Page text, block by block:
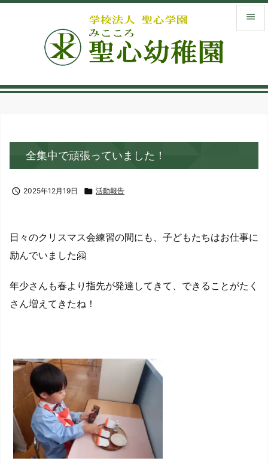

サイド
library_books
全集中で頑張っていました！
 2025年12月19日  活動報告
日々のクリスマス会練習の間にも、子どもたちはお仕事に
励んでいました🤗
年少さんも春より指先が発達してきて、できることがたく
さん増えてきたね！